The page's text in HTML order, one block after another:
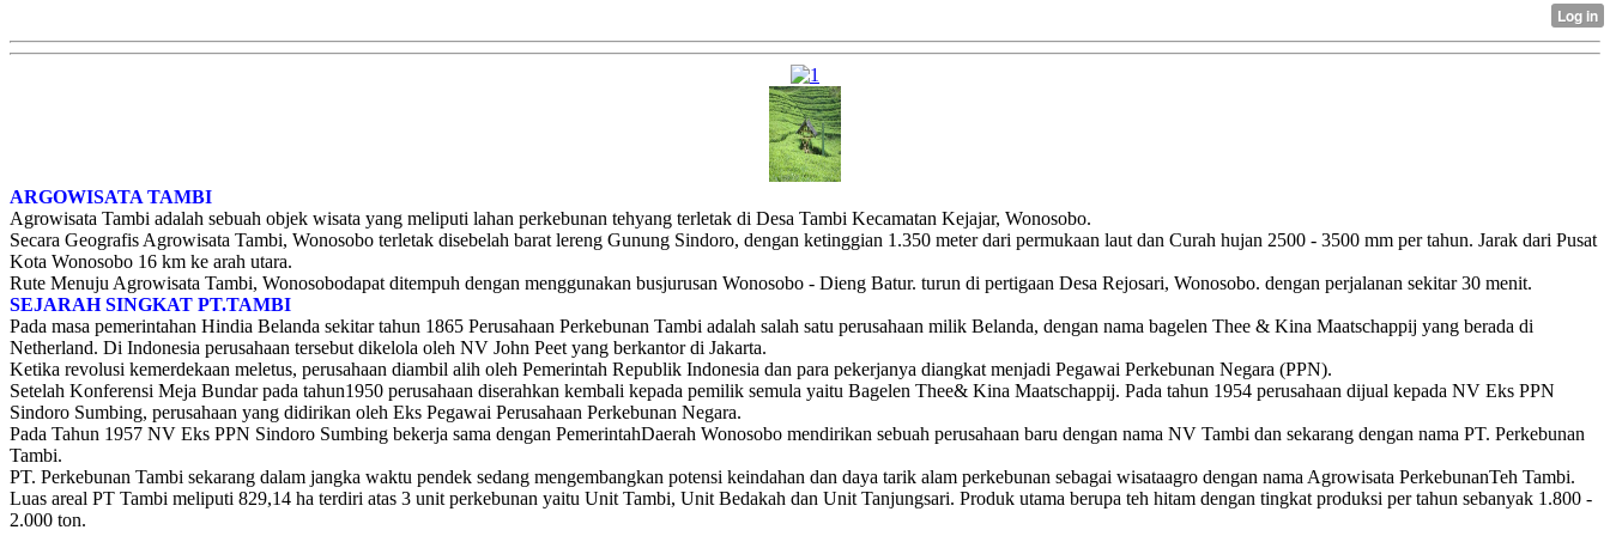
ARGOWISATA TAMBI
Agrowisata Tambi adalah sebuah objek wisata yang meliputi lahan perkebunan tehyang terletak di Desa Tambi Kecamatan Kejajar, Wonosobo.
Secara Geografis Agrowisata Tambi, Wonosobo terletak disebelah barat lereng Gunung Sindoro, dengan ketinggian 1.350 meter dari permukaan laut dan Curah hujan 2500 - 3500 mm per tahun. Jarak dari Pusat
Kota Wonosobo 16 km ke arah utara.
Rute Menuju Agrowisata Tambi, Wonosobodapat ditempuh dengan menggunakan busjurusan Wonosobo - Dieng Batur. turun di pertigaan Desa Rejosari, Wonosobo. dengan perjalanan sekitar 30 menit.
SEJARAH SINGKAT PT.TAMBI
Pada masa pemerintahan Hindia Belanda sekitar tahun 1865 Perusahaan Perkebunan Tambi adalah salah satu perusahaan milik Belanda, dengan nama bagelen Thee & Kina Maatschappij yang berada di
Netherland. Di Indonesia perusahaan tersebut dikelola oleh NV John Peet yang berkantor di Jakarta.
Ketika revolusi kemerdekaan meletus, perusahaan diambil alih oleh Pemerintah Republik Indonesia dan para pekerjanya diangkat menjadi Pegawai Perkebunan Negara (PPN).
Setelah Konferensi Meja Bundar pada tahun1950 perusahaan diserahkan kembali kepada pemilik semula yaitu Bagelen Thee& Kina Maatschappij. Pada tahun 1954 perusahaan dijual kepada NV Eks PPN
Sindoro Sumbing, perusahaan yang didirikan oleh Eks Pegawai Perusahaan Perkebunan Negara.
Pada Tahun 1957 NV Eks PPN Sindoro Sumbing bekerja sama dengan PemerintahDaerah Wonosobo mendirikan sebuah perusahaan baru dengan nama NV Tambi dan sekarang dengan nama PT. Perkebunan
Tambi.
PT. Perkebunan Tambi sekarang dalam jangka waktu pendek sedang mengembangkan potensi keindahan dan daya tarik alam perkebunan sebagai wisataagro dengan nama Agrowisata PerkebunanTeh Tambi.
Luas areal PT Tambi meliputi 829,14 ha terdiri atas 3 unit perkebunan yaitu Unit Tambi, Unit Bedakah dan Unit Tanjungsari. Produk utama berupa teh hitam dengan tingkat produksi per tahun sebanyak 1.800 -
2.000 ton.